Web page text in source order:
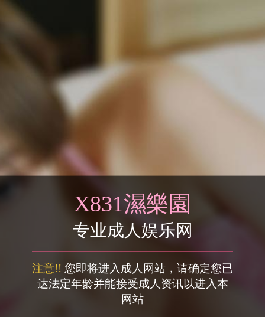
X831濕樂園
专业成人娱乐网
注意!! 您即将进入成人网站，请确定您已
达法定年龄并能接受成人资讯以进入本
网站